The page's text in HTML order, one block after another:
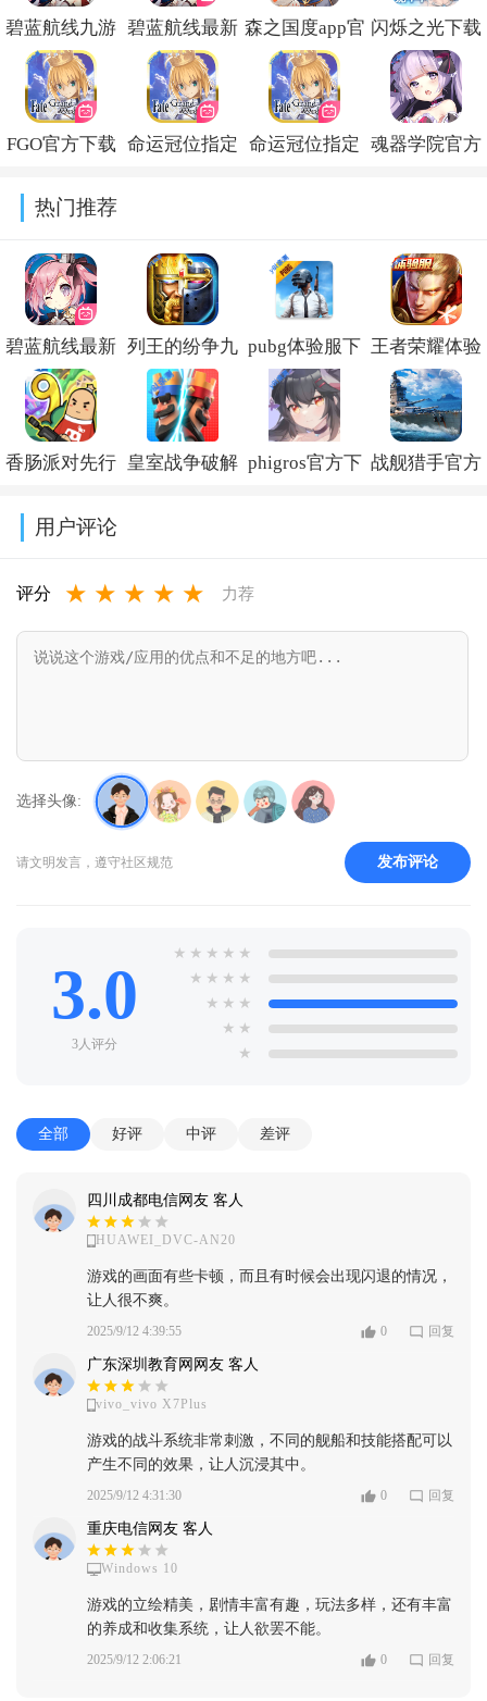
碧蓝航线九游
渠道服app下载
v9.7.10
碧蓝航线最新
版本下载
v9.7.10
森之国度app官
方下载
v1.49.28251
闪烁之光下载
安装最新版
v4.4.1
FGO官方下载 命运冠位指定 命运冠位指定 魂器学院官方
热门推荐
碧蓝航线最新
版本下载
v9.7.10
列王的纷争九
游最新版本
v11.19.0
pubg体验服下
载安装正版最
新版v4.5.3
王者荣耀体验
服下载官方正
版
2026v11.41.1.6
香肠派对先行 皇室战争破解
Royale)v14.593.1
phigros官方下 战舰猎手官方
用户评论
评分 ★ ★ ★ ★ ★ 力荐
选择头像:
请文明发言，遵守社区规范 发布评论
3.0
3人评分
★ ★ ★ ★ ★
★ ★ ★ ★
★ ★ ★
★ ★
★
全部 好评 中评 差评
四川成都电信网友 客人
HUAWEI_DVC-AN20
游戏的画面有些卡顿，而且有时候会出现闪退的情况，
让人很不爽。
2025/9/12 4:39:55 0 回复
广东深圳教育网网友 客人
vivo_vivo X7Plus
游戏的战斗系统非常刺激，不同的舰船和技能搭配可以
产生不同的效果，让人沉浸其中。
2025/9/12 4:31:30 0 回复
重庆电信网友 客人
Windows 10
游戏的立绘精美，剧情丰富有趣，玩法多样，还有丰富
的养成和收集系统，让人欲罢不能。
2025/9/12 2:06:21 0 回复